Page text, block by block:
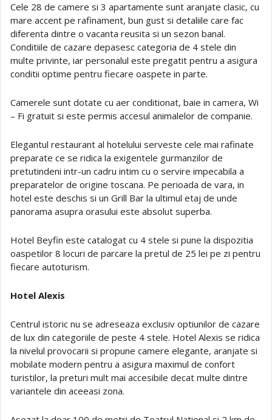
Cele 28 de camere si 3 apartamente sunt aranjate clasic, cu
mare accent pe rafinament, bun gust si detaliile care fac
diferenta dintre o vacanta reusita si un sezon banal.
Conditiile de cazare depasesc categoria de 4 stele din
multe privinte, iar personalul este pregatit pentru a asigura
conditii optime pentru fiecare oaspete in parte.
Camerele sunt dotate cu aer conditionat, baie in camera, Wi
– Fi gratuit si este permis accesul animalelor de companie.
Elegantul restaurant al hotelului serveste cele mai rafinate
preparate ce se ridica la exigentele gurmanzilor de
pretutindeni intr-un cadru intim cu o servire impecabila a
preparatelor de origine toscana. Pe perioada de vara, in
hotel este deschis si un Grill Bar la ultimul etaj de unde
panorama asupra orasului este absolut superba.
Hotel Beyfin este catalogat cu 4 stele si pune la dispozitia
oaspetilor 8 locuri de parcare la pretul de 25 lei pe zi pentru
fiecare autoturism.
Hotel Alexis
Centrul istoric nu se adreseaza exclusiv optiunilor de cazare
de lux din categoriile de peste 4 stele. Hotel Alexis se ridica
la nivelul provocarii si propune camere elegante, aranjate si
mobilate modern pentru a asigura maximul de confort
turistilor, la preturi mult mai accesibile decat multe dintre
variantele din aceeasi zona.